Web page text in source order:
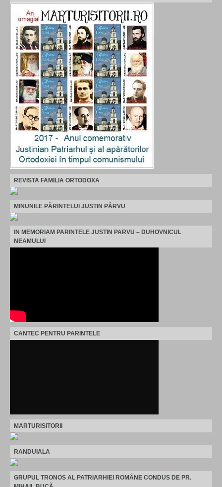
REVISTA FAMILIA ORTODOXA
MINUNILE PĂRINTELUI JUSTIN PÂRVU
IN MEMORIAM PARINTELE JUSTIN PARVU – DUHOVNICUL
NEAMULUI
CANTEC PENTRU PARINTELE
MARTURISITORII
RANDUIALA
GRUPUL TRONOS AL PATRIARHIEI ROMÂNE CONDUS DE PR.